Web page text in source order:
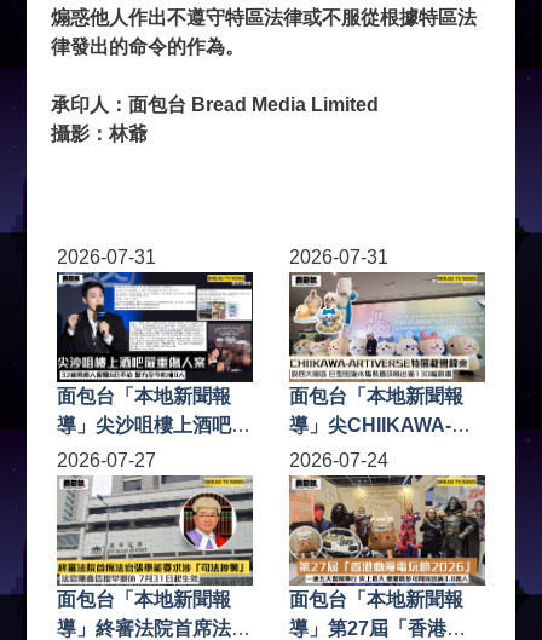
煽惑他人作出不遵守特區法律或不服從根據特區法
律發出的命令的作為。
承印人：面包台 Bread Media Limited
攝影：林爺
2026-07-31
面包台「本地新聞報
導」尖沙咀樓上酒吧嚴
重傷人案 32歲男商人
留醫6日不治 警方至今
拘捕9人
2026-07-31
面包台「本地新聞報
導」尖CHIIKAWA-
ARTIVERSE特展載譽
歸來 設四大展區 巨型
回旋木馬裝置及展出逾
130幅原畫
2026-07-27
面包台「本地新聞報
導」終審法院首席法官
2026-07-24
面包台「本地新聞報
導」第27屆「香港動